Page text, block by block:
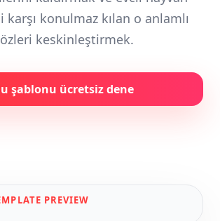
konulmaz kılan o anlamlı
keskinleştirmek.
şablonu ücretsiz dene
PREVIEW